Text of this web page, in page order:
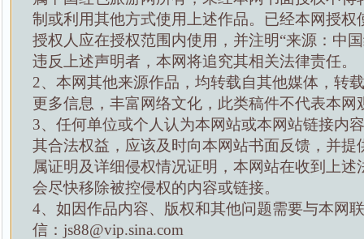
制或利用其他方式使用上述作品。已经本网授权
授权人应在授权范围内使用，并注明“来源：中
违反上述声明者，本网将追究其相关法律责任。
2、本网其他来源作品，均转载自其他媒体，转
更多信息，丰富网络文化，此类稿件不代表本网
3、任何单位或个人认为本网站或本网站链接内
其合法权益，应该及时向本网站书面反馈，并提
属证明及详细侵权情况证明，本网站在收到上述
会尽快移除被控侵权的内容或链接。
4、如因作品内容、版权和其他问题需要与本网
信：js88@vip.sina.com